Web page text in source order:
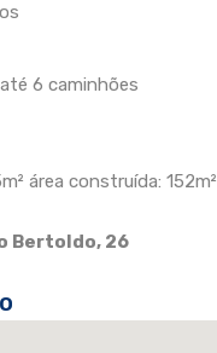
6 caminhões
área construída: 152m²
Bertoldo, 26